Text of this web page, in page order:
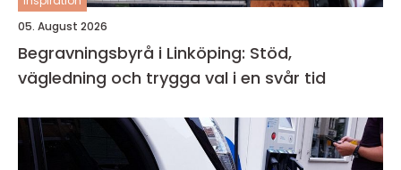
05. August 2026
Begravningsbyrå i Linköping: Stöd,
vägledning och trygga val i en svår tid